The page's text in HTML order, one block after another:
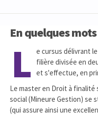
En quelques mots
L e cursus délivrant
filière divisée en
et s'effectue, en
Le master en Droit à
social (Mineure Gestion) se
(qui assure ainsi une